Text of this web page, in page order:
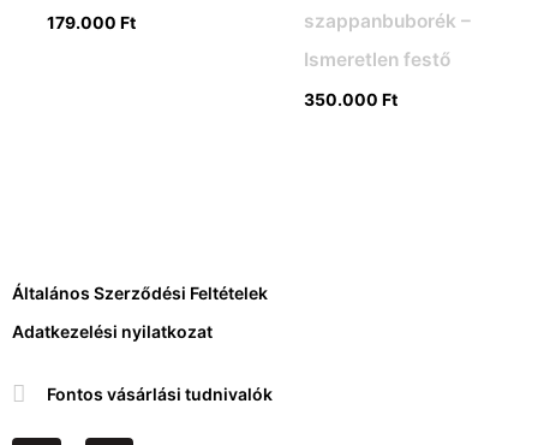
179.000 Ft
szappanbuborék –
Ismeretlen festő
350.000 Ft
Általános Szerződési Feltételek
Adatkezelési nyilatkozat
Fontos vásárlási tudnivalók